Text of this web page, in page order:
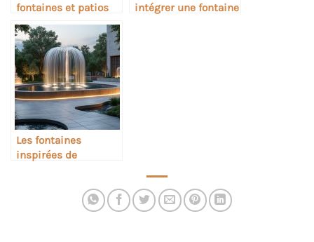
fontaines et patios
intérieurs
intégrer une fontaine
Les fontaines
inspirées de